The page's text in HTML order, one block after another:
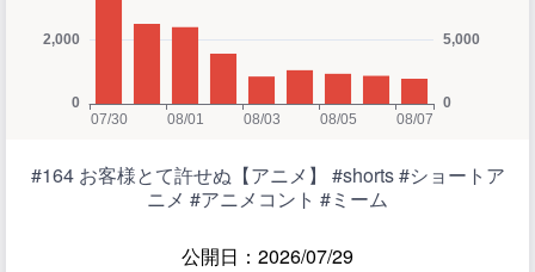
#164 お客様とて許せぬ【アニメ】 #shorts #ショートア
ニメ #アニメコント #ミーム
公開日：2026/07/29